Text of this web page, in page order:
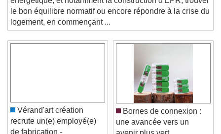
énergétique, et notamment la construction d'EPR, trouver
le bon équilibre normatif ou encore répondre à la crise du
logement, en commençant ...
Vérand'art création
recrute un(e) employé(e)
Bornes de connexion :
une avancée vers un